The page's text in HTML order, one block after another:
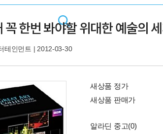
중고음반
꼭 한번 봐야할 위대한 예술의
테인먼트 | 2012-03-30
새상품 정가
새상품 판매가
알라딘 중고(0)